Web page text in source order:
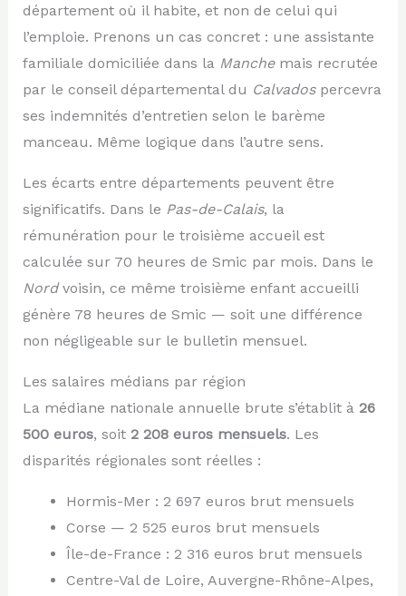
département où il habite, et non de celui qui
l’emploie. Prenons un cas concret : une assistante
familiale domiciliée dans la Manchemais recrutée
par le conseil départemental du Calvadospercevra
ses indemnités d’entretien selon le barème
manceau. Même logique dans l’autre sens.
Les écarts entre départements peuvent être
significatifs. Dans le Pas-de-Calais, la
rémunération pour le troisième accueil est
calculée sur 70 heures de Smic par mois. Dans le
Nordvoisin, ce même troisième enfant accueilli
génère 78 heures de Smic — soit une différence
non négligeable sur le bulletin mensuel.
Les salaires médians par région
La médiane nationale annuelle brute s’établit à 26
500 euros, soit 2 208 euros mensuels. Les
disparités régionales sont réelles :
Hormis-Mer : 2 697 euros brut mensuels
Corse — 2 525 euros brut mensuels
Île-de-France : 2 316 euros brut mensuels
Centre-Val de Loire, Auvergne-Rhône-Alpes,